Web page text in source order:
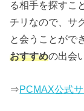
る相手を探すこ
チリなので、サ
と会うことがで
おすすめの出会
⇒PCMAX公式